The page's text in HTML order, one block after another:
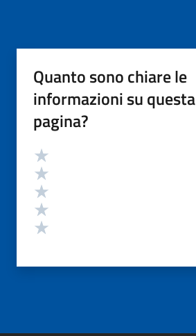
Quanto sono chiare le
informazioni su questa
pagina?
Valutazione